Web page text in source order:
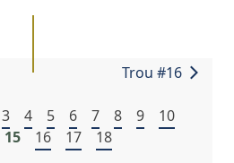
Trou #16
3 4 5 6 7 8 9
10
15 16 17 18